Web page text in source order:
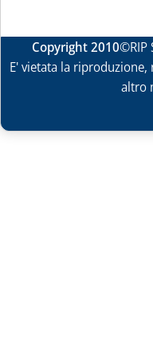
Copyright 2010©RIP
E' vietata la
altro